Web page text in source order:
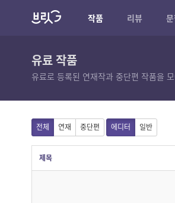
작품 리뷰
유료 작품
유료로 등록된 연재작과 중단편 작품을
전체 연재 중단편 에디터 일반
제목